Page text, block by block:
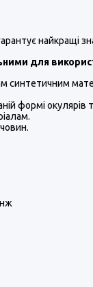
найкращі
для
синтетичним
формі